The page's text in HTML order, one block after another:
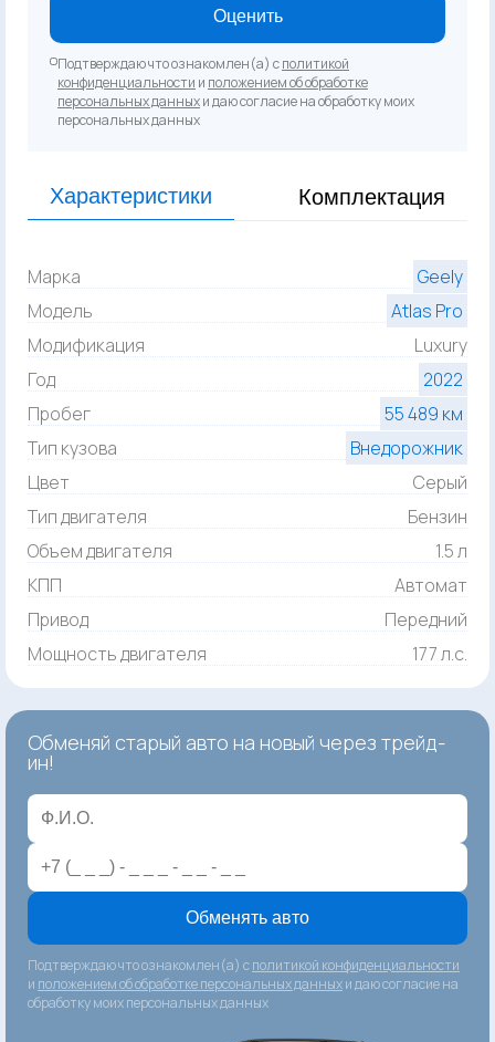
Оценить
Подтверждаю что ознакомлен(а) сполитикой
конфиденциальности и положением об обработке
персональных данныхи даю согласие на обработку моих
персональных данных
Характеристики Комплектация
Марка
Geely
Модель
Atlas Pro
Модификация
Luxury
Год
2022
Пробег
55 489 км
Тип кузова
Внедорожник
Цвет
Серый
Тип двигателя
Бензин
Объем двигателя
1.5 л
КПП
Автомат
Привод
Передний
Мощность двигателя
177 л.с.
Обменяй старый авто на новый через трейд-
ин!
Обменять авто
Подтверждаю что ознакомлен(а) сполитикой конфиденциальности
и положением об обработке персональных данныхи даю согласие на
обработку моих персональных данных